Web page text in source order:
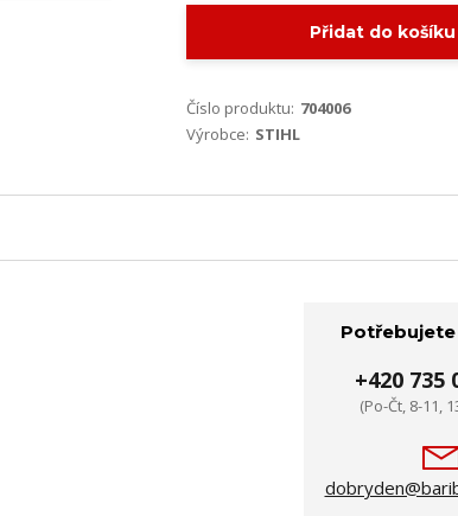
Přidat do košíku
Číslo produktu: 704006
Výrobce: STIHL
+420 735
(Po-Čt, 8-11,